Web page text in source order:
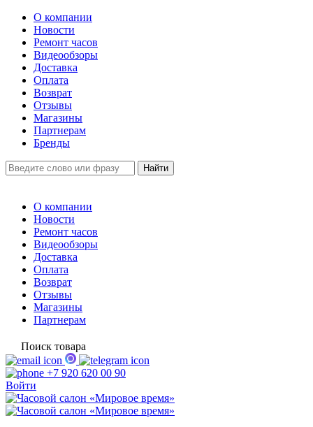
О компании
Новости
Ремонт часов
Видеообзоры
Доставка
Оплата
Возврат
Отзывы
Магазины
Партнерам
Бренды
О компании
Новости
Ремонт часов
Видеообзоры
Доставка
Оплата
Возврат
Отзывы
Магазины
Партнерам
Поиск товара
+7 920 620 00 90
Войти